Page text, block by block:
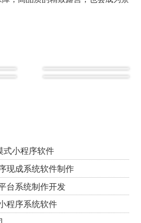
式小程序软件
现成系统软件制作
台系统制作开发
程序系统软件